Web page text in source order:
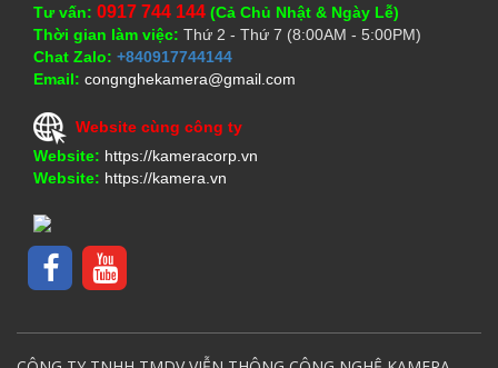
Tư vấn: 0917 744 144 (Cả Chủ Nhật & Ngày Lễ)
Thời gian làm việc: Thứ 2 - Thứ 7 (8:00AM - 5:00PM)
Chat Zalo: +840917744144
Email: congnghekamera@gmail.com
Website cùng công ty
Website: https://kameracorp.vn
Website: https://kamera.vn